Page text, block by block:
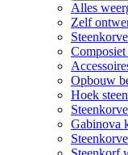
Alles
Zelf
Opbouw
Hoek
Gabinova